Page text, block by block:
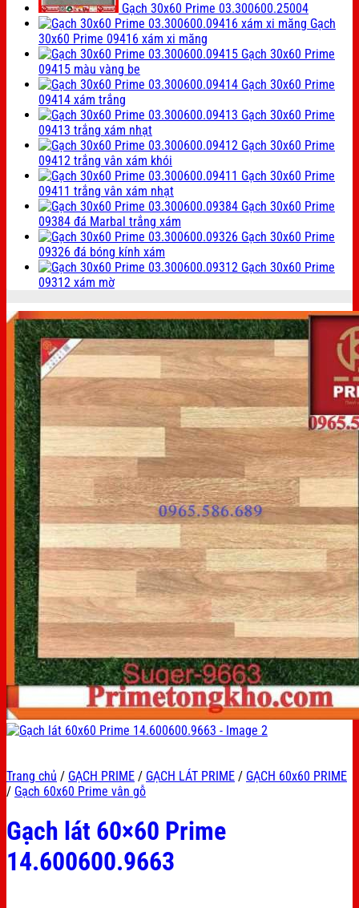
Gạch 30x60 Prime 03.300600.25004
Gạch
30x60 Prime 09416 xám xi măng
Gạch 30x60 Prime
09415 màu vàng be
Gạch 30x60 Prime
09414 xám trắng
Gạch 30x60 Prime
09413 trắng xám nhạt
Gạch 30x60 Prime
09412 trắng vân xám khói
Gạch 30x60 Prime
09411 trắng vân xám nhạt
Gạch 30x60 Prime
09384 đá Marbal trắng xám
Gạch 30x60 Prime
09326 đá bóng kính xám
Gạch 30x60 Prime
09312 xám mờ
Trang chủ / GẠCH PRIME / GẠCH LÁT PRIME / GẠCH 60x60 PRIME
/ Gạch 60x60 Prime vân gỗ
Gạch lát 60×60 Prime
14.600600.9663